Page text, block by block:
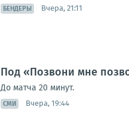
БЕНДЕРЫ Вчера, 21:11
Под «Позвони мне
До матча 20 минут.
СМИ Вчера, 19:44